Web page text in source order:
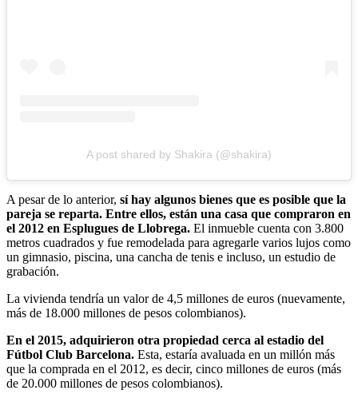
A post shared by Shakira (@shakira)
A pesar de lo anterior, sí hay algunos bienes que es posible que la
pareja se reparta. Entre ellos, están una casa que compraron en
el 2012 en Esplugues de Llobrega. El inmueble cuenta con 3.800
metros cuadrados y fue remodelada para agregarle varios lujos como
un gimnasio, piscina, una cancha de tenis e incluso, un estudio de
grabación.
La vivienda tendría un valor de 4,5 millones de euros (nuevamente,
más de 18.000 millones de pesos colombianos).
En el 2015, adquirieron otra propiedad cerca al estadio del
Fútbol Club Barcelona. Esta, estaría avaluada en un millón más
que la comprada en el 2012, es decir, cinco millones de euros (más
de 20.000 millones de pesos colombianos).